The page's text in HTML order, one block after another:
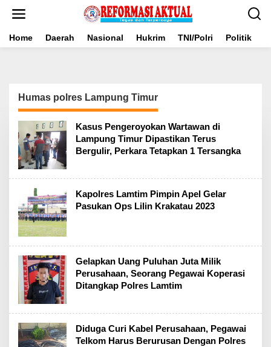
Home Daerah Nasional Hukrim TNI/Polri Politik
Humas polres Lampung Timur
Kasus Pengeroyokan Wartawan di
Lampung Timur Dipastikan Terus
Bergulir, Perkara Tetapkan 1 Tersangka
Kapolres Lamtim Pimpin Apel Gelar
Pasukan Ops Lilin Krakatau 2023
Gelapkan Uang Puluhan Juta Milik
Perusahaan, Seorang Pegawai Koperasi
Ditangkap Polres Lamtim
Diduga Curi Kabel Perusahaan, Pegawai
Telkom Harus Berurusan Dengan Polres